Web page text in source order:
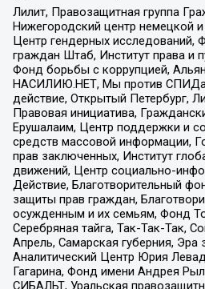
Лилит, Правозащитная группа
Нижегородский центр немецкой
Центр гендерных исследований,
граждан Штаб, Институт права и
Фонд борьбы с коррупцией,
НАСИЛИЮ.НЕТ, Мы против СПИДа,
действие, Открытый Петербург,
Правовая инициатива,
Ерушалаим, Центр поддержки и
средств массовой информации,
прав заключенных, Институт
движений, Центр социально-
Действие, Благотворительный
защиты прав граждан,
осужденным и их семьям, Фонд
Серебряная тайга, Так-Так-Так,
Апрель, Самарская губерния,
Аналитический Центр Юрия
Гагарина, Фонд имени Андрея
СИБАЛЬТ, Уральская